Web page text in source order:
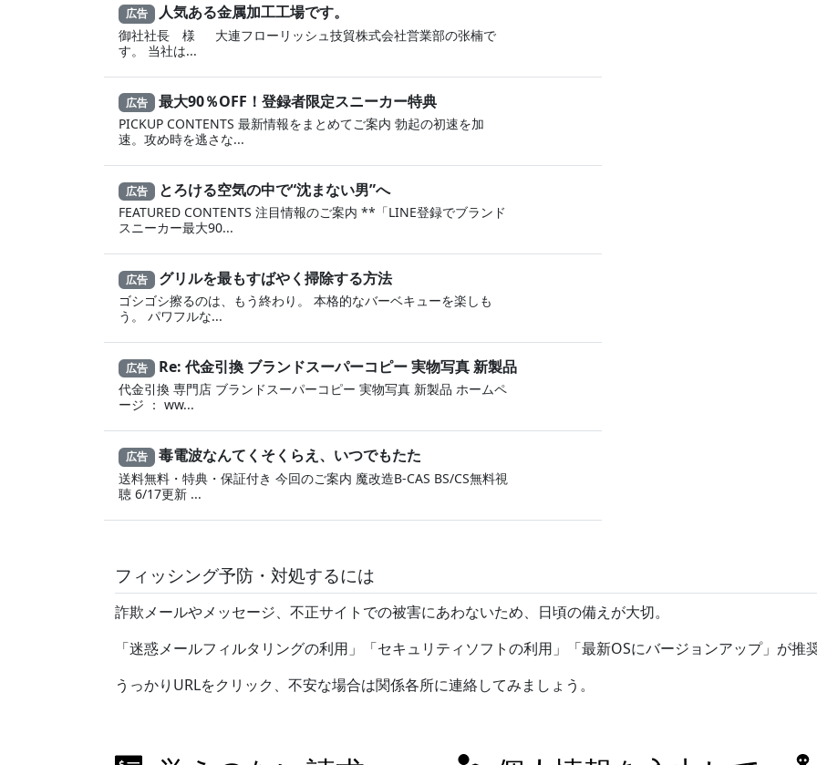
広告 人気ある金属加工工場です。
御社社長 様 大連フローリッシュ技貿株式会社営業部の张楠で
す。 当社は...
広告 最大90％OFF！登録者限定スニーカー特典
PICKUP CONTENTS 最新情報をまとめてご案内 勃起の初速を加
速。攻め時を逃さな...
広告 とろける空気の中で“沈まない男”へ
FEATURED CONTENTS 注目情報のご案内 **「LINE登録でブランド
スニーカー最大90...
広告 グリルを最もすばやく掃除する方法
ゴシゴシ擦るのは、もう終わり。 本格的なバーベキューを楽しも
う。 パワフルな...
広告 Re: 代金引換 ブランドスーパーコピー 実物写真 新製品
代金引換 専門店 ブランドスーパーコピー 実物写真 新製品 ホームペ
ージ ： ww...
広告 毒電波なんてくそくらえ、いつでもたた
送料無料・特典・保証付き 今回のご案内 魔改造B-CAS BS/CS無料視
聴 6/17更新 ...
フィッシング予防・対処するには
詐欺メールやメッセージ、不正サイトでの被害にあわないため、日頃の備えが大切。
「迷惑メールフィルタリングの利用」「セキュリティソフトの利用」「最新OSにバージョンアップ」が推
うっかりURLをクリック、不安な場合は関係各所に連絡してみましょう。